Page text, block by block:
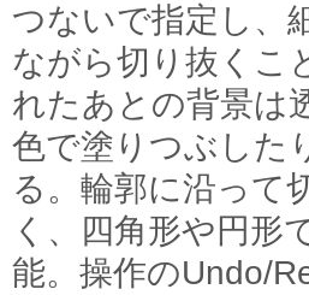
つないで指定し、
ながら切り抜くこ
れたあとの背景は
色で塗りつぶした
る。輪郭に沿って
く、四角形や円形
能。操作のUndo/